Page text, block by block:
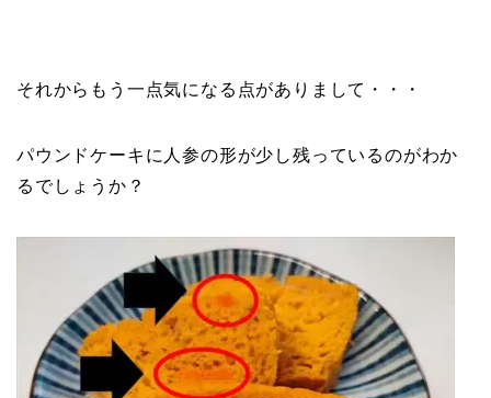
それからもう一点気になる点がありまして・・・
パウンドケーキに人参の形が少し残っているのがわか
るでしょうか？